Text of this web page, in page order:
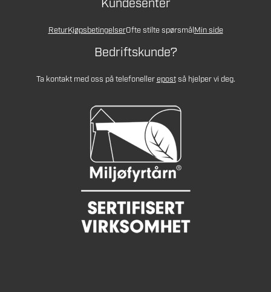
Kundesenter
ReturKjøpsbetingelserOfte stilte spørsmålMin side
Bedriftskunde?
Ta kontakt med oss på telefonellerepostså hjelper vi deg.